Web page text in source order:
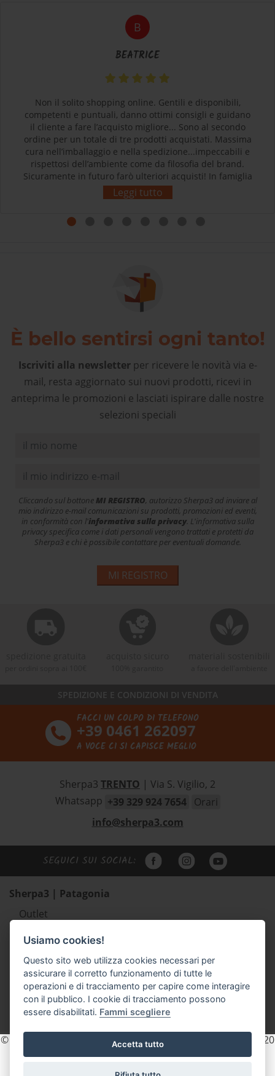
B
BEATRICE
Non il solito shopping online. Gentili e disponibili,
competenti e puntuali, danno ottimi consigli e guidano
il cliente a fare l’acquisto migliore... Sono al secondo
ordine per un totale di tre prodotti acquistati. Massima
cura nell’imballaggio e nella spedizione...impeccabili e
rispettosi dell’ambiente come da filosofia del brand.
Sicuramente in futuro farò ulteriori acquisti! In famiglia
siamo tutti soddisfatti e contenti dei nostri acquisti.
Grazie! L’esperienza d’acquisto con Sherpa3 è stata
Leggi tutto
È bello sentirsi ogni tanto!
Iscriviti alla newsletterper ricevere le novità via e-
mail, resta aggiornato sui nuovi prodotti, ricevi in
anteprima le promozioni e lasciati ispirare dalle nostre
selezioni speciali
Cliccando sul bottoneMI REGISTRO, autorizzo Sherpa3 ad inviare al
mio indirizzo e-mail comunicazioni su prodotti, promozioni ed eventi,
in conformità con l'informativa sulla privacy. L'informativa sulla
privacy specifica come i dati personali vengono trattati e protetti da
Sherpa3 e chi è possibile contattare per eventuali domande.
MI REGISTRO
SPEDIZIONE E CONDIZIONI DI VENDITA
FACCI UN COLPO DI TELEFONO
+39 0461 262097
A VOCE CI SI CAPISCE MEGLIO
Sherpa3 TRENTO | Via S. Vigilio, 2
Whatsapp +39 329 924 7654
Orari
info@sherpa3.com
SEGUICI SUI SOCIAL:
Sherpa3 | Patagonia
Outlet
Abbigliamento donna Patagonia
Abbigliamento bambino Patagonia
Zaini e borse Patagonia
Scarpe outdoor Scarpa e Lizard
Accessori
© 2026 Sherpa3 - P.IVA e C.F. 02154740225 REA. TN - 203820
- pec: sherpa3sas@pec.it
PrivacyCookie Policy
Usiamo cookies!
Questo sito web utilizza cookies necessari per
assicurare il corretto funzionamento di tutte le
operazioni e di tracciamento per capire come interagire
con il pubblico. I cookie di tracciamento possono
essere disabilitati. Fammi scegliere
Accetta tutto